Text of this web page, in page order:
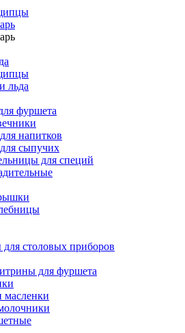
льда
фуршета
напитков
сыпучих
для специй
столовых приборов
для фуршета